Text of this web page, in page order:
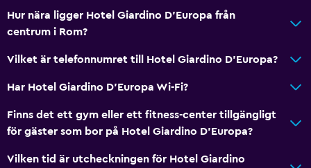
Privat badrum
tillkomma.
Hiss
Nås via hiss
Rökning förbjuden
Hur nära ligger Hotel Giardino D'Europa från
centrum i Rom?
Vilket är telefonnumret till Hotel Giardino D'Europa?
Har Hotel Giardino D'Europa Wi-Fi?
Finns det ett gym eller ett fitness-center tillgängligt
för gäster som bor på Hotel Giardino D'Europa?
Vilken tid är utcheckningen för Hotel Giardino